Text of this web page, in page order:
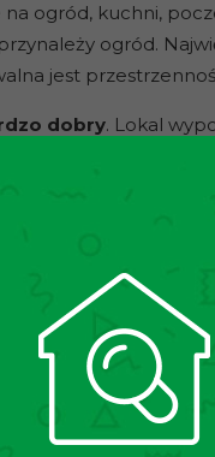
ogród, kuchni,
ogród.
jest
dobry. Lokal
biurowej.
komody, biurko,
stolik, dwa
krzesła, szafa w
zamrażarka,